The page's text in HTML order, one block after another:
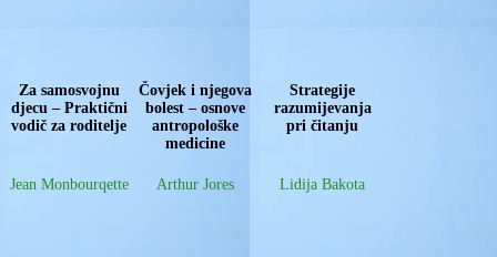
Za samosvojnu
djecu – Praktični
vodič za roditelje
Jean Monbourqette
Čovjek i njegova
bolest – osnove
antropološke
medicine
Arthur Jores
Strategije
razumijevanja
pri čitanju
Lidija Bakota